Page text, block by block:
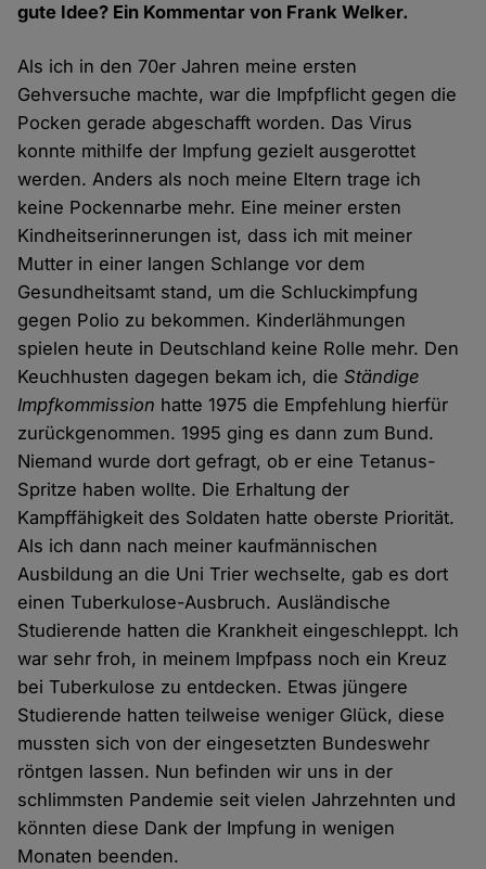
gute Idee? Ein Kommentar von Frank Welker.
Als ich in den 70er Jahren meine ersten
Gehversuche machte, war die Impfpflicht gegen die
Pocken gerade abgeschafft worden. Das Virus
konnte mithilfe der Impfung gezielt ausgerottet
werden. Anders als noch meine Eltern trage ich
keine Pockennarbe mehr. Eine meiner ersten
Kindheitserinnerungen ist, dass ich mit meiner
Mutter in einer langen Schlange vor dem
Gesundheitsamt stand, um die Schluckimpfung
gegen Polio zu bekommen. Kinderlähmungen
spielen heute in Deutschland keine Rolle mehr. Den
Keuchhusten dagegen bekam ich, dieStändige
Impfkommission hatte 1975 die Empfehlung hierfür
zurückgenommen. 1995 ging es dann zum Bund.
Niemand wurde dort gefragt, ob er eine Tetanus-
Spritze haben wollte. Die Erhaltung der
Kampffähigkeit des Soldaten hatte oberste Priorität.
Als ich dann nach meiner kaufmännischen
Ausbildung an die Uni Trier wechselte, gab es dort
einen Tuberkulose-Ausbruch. Ausländische
Studierende hatten die Krankheit eingeschleppt. Ich
war sehr froh, in meinem Impfpass noch ein Kreuz
bei Tuberkulose zu entdecken. Etwas jüngere
Studierende hatten teilweise weniger Glück, diese
mussten sich von der eingesetzten Bundeswehr
röntgen lassen. Nun befinden wir uns in der
schlimmsten Pandemie seit vielen Jahrzehnten und
könnten diese Dank der Impfung in wenigen
Monaten beenden.